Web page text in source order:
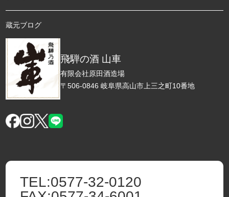
飛騨の酒 山車
有限会社原田酒造場
〒506-0846 岐阜県高山市上三之町10番地
蔵元ブログ
TEL:0577-32-0120